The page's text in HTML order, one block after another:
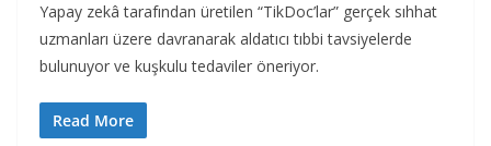
Yapay zekâ tarafından üretilen “TikDoc’lar” gerçek sıhhat
uzmanları üzere davranarak aldatıcı tıbbi tavsiyelerde
bulunuyor ve kuşkulu tedaviler öneriyor.
Read More